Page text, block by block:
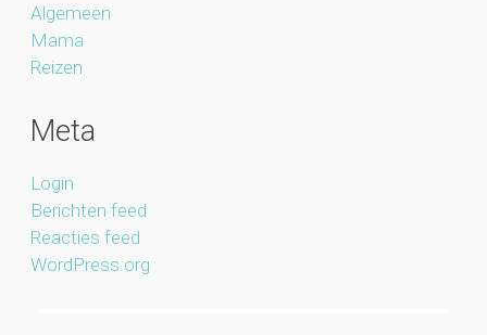
Algemeen
Mama
Reizen
Meta
Login
Berichten feed
Reacties feed
WordPress.org